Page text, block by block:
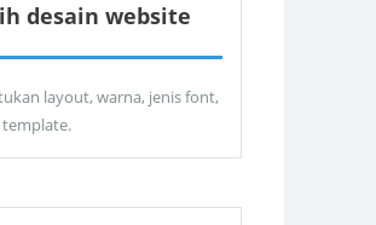
desain website
layout, warna, jenis font,